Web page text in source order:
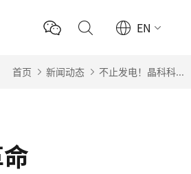
EN
首页 新闻动态 不止发电！晶科科...